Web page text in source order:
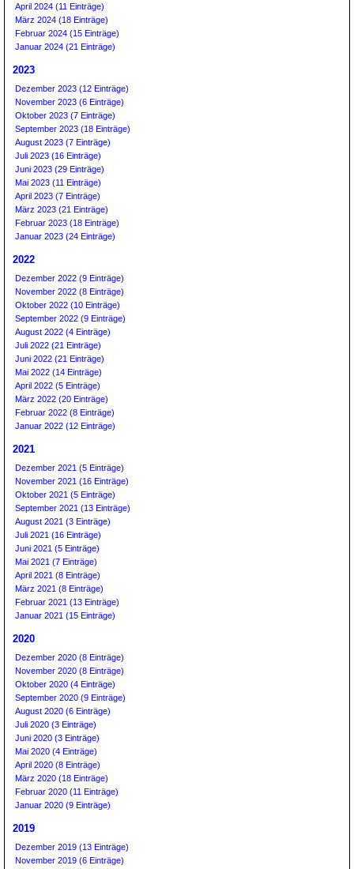
April 2024 (11 Einträge)
März 2024 (18 Einträge)
Februar 2024 (15 Einträge)
Januar 2024 (21 Einträge)
2023
Dezember 2023 (12 Einträge)
November 2023 (6 Einträge)
Oktober 2023 (7 Einträge)
September 2023 (18 Einträge)
August 2023 (7 Einträge)
Juli 2023 (16 Einträge)
Juni 2023 (29 Einträge)
Mai 2023 (11 Einträge)
April 2023 (7 Einträge)
März 2023 (21 Einträge)
Februar 2023 (18 Einträge)
Januar 2023 (24 Einträge)
2022
Dezember 2022 (9 Einträge)
November 2022 (8 Einträge)
Oktober 2022 (10 Einträge)
September 2022 (9 Einträge)
August 2022 (4 Einträge)
Juli 2022 (21 Einträge)
Juni 2022 (21 Einträge)
Mai 2022 (14 Einträge)
April 2022 (5 Einträge)
März 2022 (20 Einträge)
Februar 2022 (8 Einträge)
Januar 2022 (12 Einträge)
2021
Dezember 2021 (5 Einträge)
November 2021 (16 Einträge)
Oktober 2021 (5 Einträge)
September 2021 (13 Einträge)
August 2021 (3 Einträge)
Juli 2021 (16 Einträge)
Juni 2021 (5 Einträge)
Mai 2021 (7 Einträge)
April 2021 (8 Einträge)
März 2021 (8 Einträge)
Februar 2021 (13 Einträge)
Januar 2021 (15 Einträge)
2020
Dezember 2020 (8 Einträge)
November 2020 (8 Einträge)
Oktober 2020 (4 Einträge)
September 2020 (9 Einträge)
August 2020 (6 Einträge)
Juli 2020 (3 Einträge)
Juni 2020 (3 Einträge)
Mai 2020 (4 Einträge)
April 2020 (8 Einträge)
März 2020 (18 Einträge)
Februar 2020 (11 Einträge)
Januar 2020 (9 Einträge)
2019
Dezember 2019 (13 Einträge)
November 2019 (6 Einträge)